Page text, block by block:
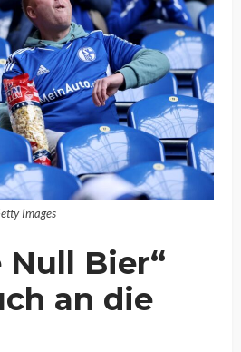
Images
Null Bier“
an die